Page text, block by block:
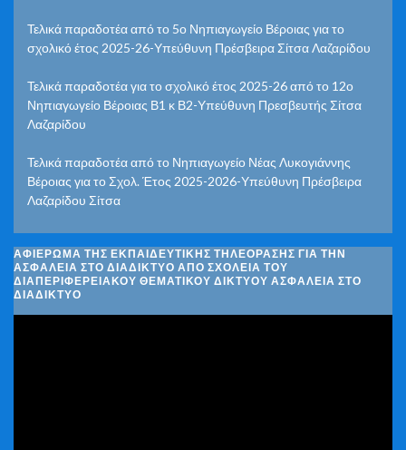
Τελικά παραδοτέα από το 5ο Νηπιαγωγείο Βέροιας για το
σχολικό έτος 2025-26-Υπεύθυνη Πρέσβειρα Σίτσα Λαζαρίδου
Τελικά παραδοτέα για το σχολικό έτος 2025-26 από το 12ο
Νηπιαγωγείο Βέροιας Β1 κ Β2-Υπεύθυνη Πρεσβευτής Σίτσα
Λαζαρίδου
Τελικά παραδοτέα από το Νηπιαγωγείο Νέας Λυκογιάννης
Βέροιας για το Σχολ. Έτος 2025-2026-Υπεύθυνη Πρέσβειρα
Λαζαρίδου Σίτσα
ΑΦΙΈΡΩΜΑ ΤΗΣ ΕΚΠΑΙΔΕΥΤΙΚΉΣ ΤΗΛΕΌΡΑΣΗΣ ΓΙΑ ΤΗΝ
ΑΣΦΆΛΕΙΑ ΣΤΟ ΔΙΑΔΊΚΤΥΟ ΑΠΌ ΣΧΟΛΕΊΑ ΤΟΥ
ΔΙΑΠΕΡΙΦΕΡΕΙΑΚΟΎ ΘΕΜΑΤΙΚΟΎ ΔΙΚΤΎΟΥ ΑΣΦΆΛΕΙΑ ΣΤΟ
ΔΙΑΔΊΚΤΥΟ